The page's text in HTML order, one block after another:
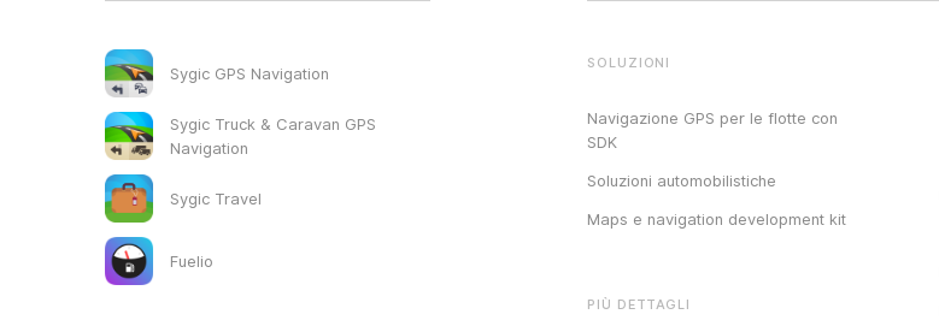
Sygic GPS Navigation
Sygic Truck & Caravan GPS
Navigation
Sygic Travel
Fuelio
SOLUZIONI
Navigazione GPS per le flotte con
SDK
Soluzioni automobilistiche
Maps e navigation development kit
PIÙ DETTAGLI